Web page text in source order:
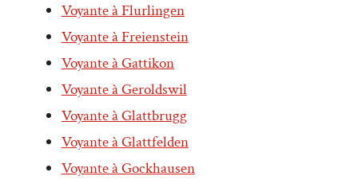
Voyante à Flurlingen
Voyante à Freienstein
Voyante à Gattikon
Voyante à Geroldswil
Voyante à Glattbrugg
Voyante à Glattfelden
Voyante à Gockhausen